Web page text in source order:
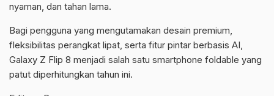
nyaman, dan tahan lama.
Bagi pengguna yang mengutamakan desain premium,
fleksibilitas perangkat lipat, serta fitur pintar berbasis AI,
Galaxy Z Flip 8 menjadi salah satu smartphone foldable yang
patut diperhitungkan tahun ini.